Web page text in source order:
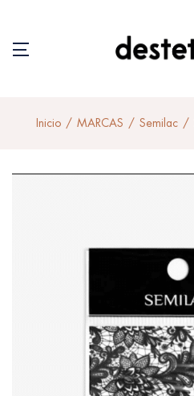
Inicio MARCAS Semilac